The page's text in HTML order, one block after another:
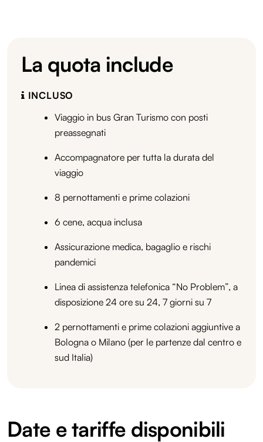
La quota include
INCLUSO
Viaggio in bus Gran Turismo con posti
preassegnati
Accompagnatore per tutta la durata del
viaggio
8 pernottamenti e prime colazioni
6 cene, acqua inclusa
Assicurazione medica, bagaglio e rischi
pandemici
Linea di assistenza telefonica “No Problem”, a
disposizione 24 ore su 24, 7 giorni su 7
2 pernottamenti e prime colazioni aggiuntive a
Bologna o Milano (per le partenze dal centro e
sud Italia)
Date e tariffe disponibili